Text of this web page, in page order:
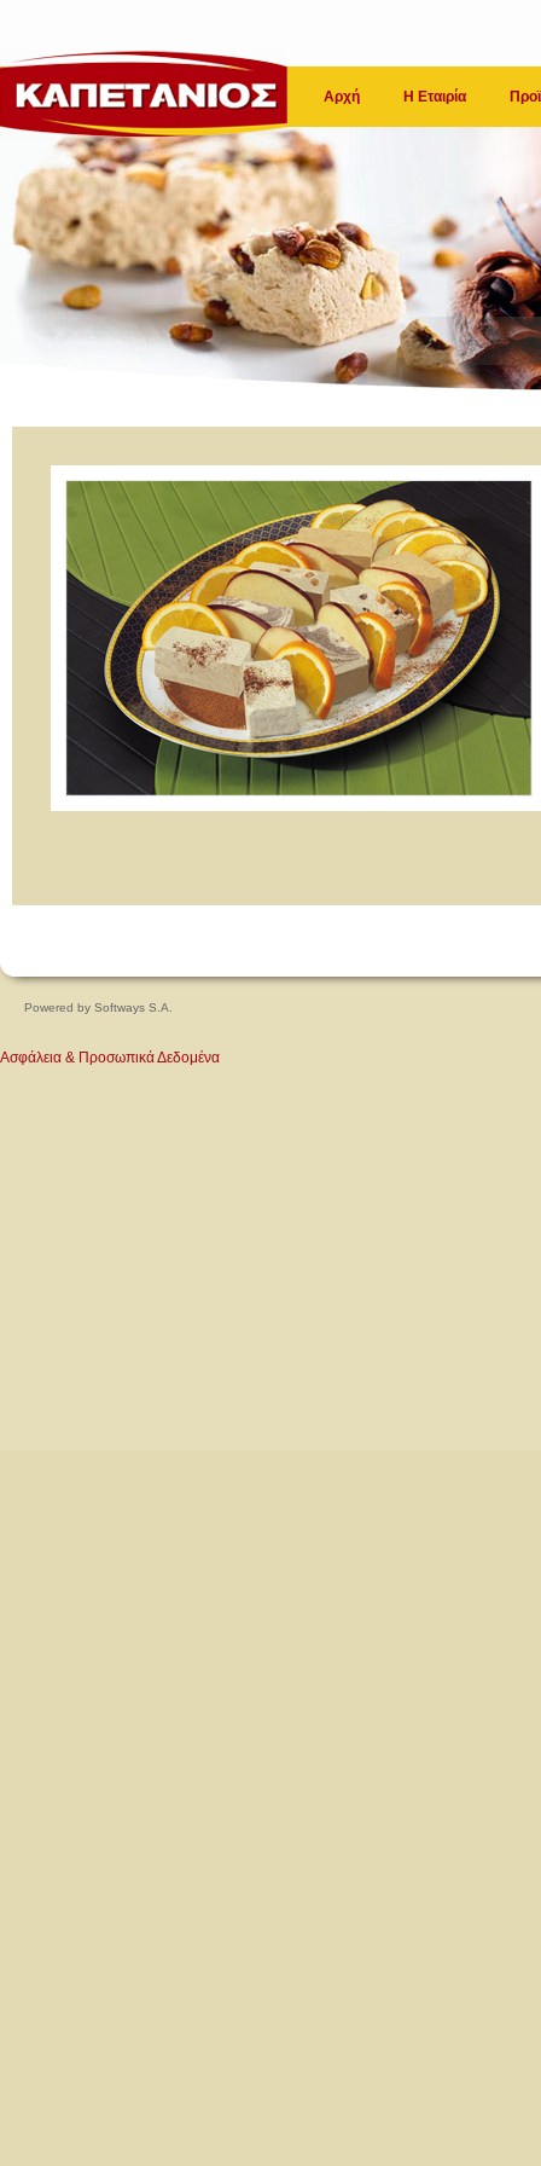
Αρχή Η Εταιρία
Powered by Softways S.A.
Ασφάλεια & Προσωπικά Δεδομένα